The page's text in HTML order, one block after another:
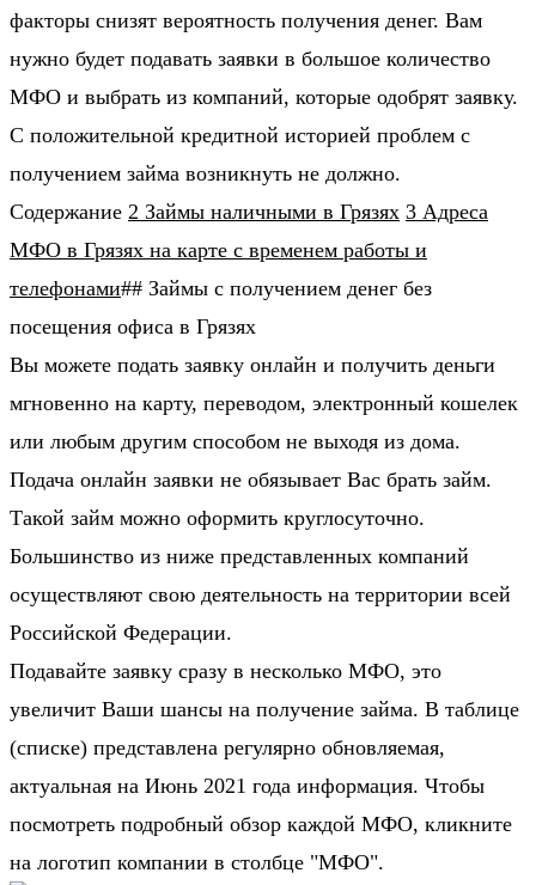
факторы снизят вероятность получения денег. Вам
нужно будет подавать заявки в большое количество
МФО и выбрать из компаний, которые одобрят заявку.
С положительной кредитной историей проблем с
получением займа возникнуть не должно.
Содержание 2 Займы наличными в Грязях 3 Адреса
МФО в Грязях на карте с временем работы и
телефонами## Займы с получением денег без
посещения офиса в Грязях
Вы можете подать заявку онлайн и получить деньги
мгновенно на карту, переводом, электронный кошелек
или любым другим способом не выходя из дома.
Подача онлайн заявки не обязывает Вас брать займ.
Такой займ можно оформить круглосуточно.
Большинство из ниже представленных компаний
осуществляют свою деятельность на территории всей
Российской Федерации.
Подавайте заявку сразу в несколько МФО, это
увеличит Ваши шансы на получение займа. В таблице
(списке) представлена регулярно обновляемая,
актуальная на Июнь 2021 года информация. Чтобы
посмотреть подробный обзор каждой МФО, кликните
на логотип компании в столбце "МФО".